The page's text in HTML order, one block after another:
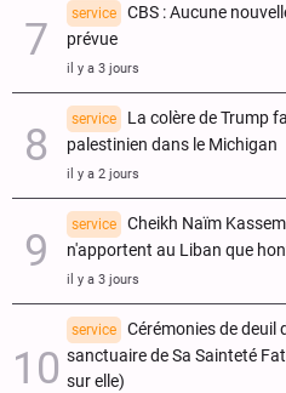
service
CBS : Aucune
prévue
il y a 3 jours
service
La colère de Trump
palestinien dans le Michigan
il y a 2 jours
service
Cheikh Naïm
n'apportent au Liban que
il y a 3 jours
service
Cérémonies de deuil
sanctuaire de Sa Sainteté
sur elle)